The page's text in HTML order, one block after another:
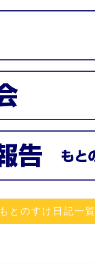
もとのすけ日記一覧